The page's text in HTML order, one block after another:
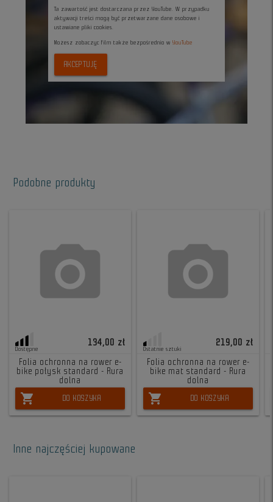
Ta zawartość jest dostarczana przez YouTube. W przypadku
aktywacji treści mogą być przetwarzane dane osobowe i
ustawiane pliki cookies.
Możesz zobaczyc film także bezpośrednio w YouTube
AKCEPTUJĘ
Podobne produkty
Dostępne
134,00 zł
Folia ochronna na rower e-
bike połysk standard - Rura
dolna
shopping_cart DO KOSZYKA
Ostatnie sztuki
219,00 zł
Folia ochronna na rower e-
bike mat standard - Rura
dolna
shopping_cart DO KOSZYKA
Inne najczęściej kupowane